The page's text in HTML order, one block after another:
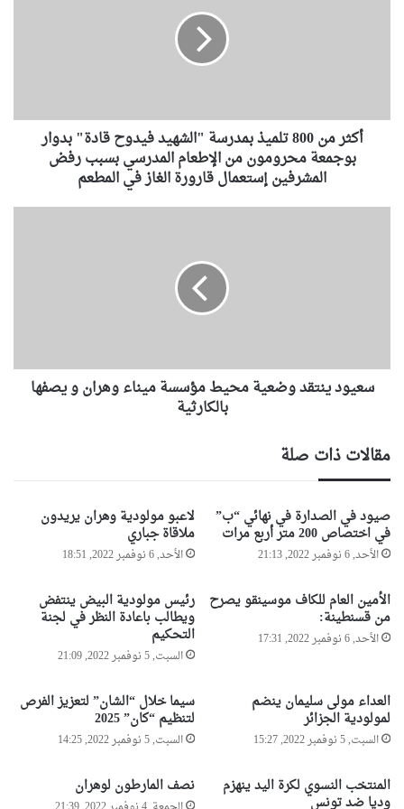
0
ذ
ا
د
ف
د
و
ح
ا
د
ة
"
و
ا
ر
و
ج
أكثر من 800 تلميذ بمدرسة "الشهيد فيدوح قادة" بدوار
بوجمعة محرومون من الإطعام المدرسي بسبب رفض
المشرفين إستعمال قارورة الغاز في المطعم
ق
ي
ة
ح
ي
ط
ؤ
س
س
ي
ن
ا
ء
ه
ر
سعيود ينتقد وضعية محيط مؤسسة ميناء وهران و يصفها
بالكارثية
مقالات ذات صلة
صيود في الصدارة في نهائي “ب”
في اختصاص 200 متر أربع مرات
الأحد, 6 نوفمبر 2022, 21:13
لاعبو مولودية وهران يريدون
ملاقاة جباري
الأحد, 6 نوفمبر 2022, 18:51
الأمين العام للكاف موسينقو يصرح
من قسنطينة:
الأحد, 6 نوفمبر 2022, 17:31
رئيس مولودية البيض ينتفض
ويطالب باعادة النظر في لجنة
التحكيم
السبت, 5 نوفمبر 2022, 21:09
العداء مولى سليمان ينضم
لمولودية الجزائر
السبت, 5 نوفمبر 2022, 15:27
سيما خلال “الشان” لتعزيز الفرص
لتنظيم “كان” 2025
السبت, 5 نوفمبر 2022, 14:25
المنتخب النسوي لكرة اليد ينهزم
وديا ضد تونس
نصف المارطون لوهران